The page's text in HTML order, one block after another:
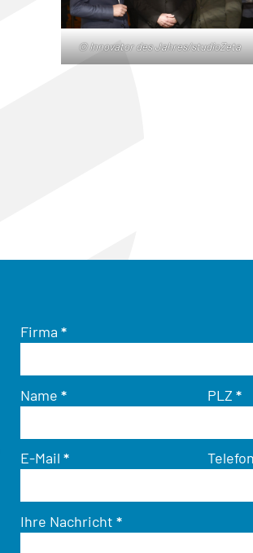
© Innovator des Jahres/studioZeta
Firma *
Name * PLZ *
E-Mail *
Ihre Nachricht *